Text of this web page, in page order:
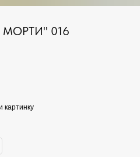
016
картинку